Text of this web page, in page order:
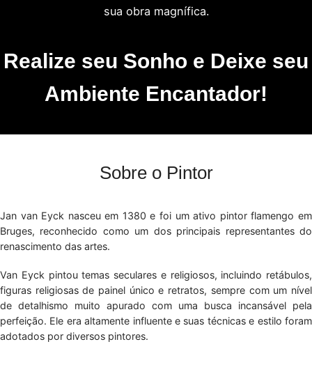
sua obra magnífica.
Realize seu Sonho e Deixe seu
Ambiente Encantador!
Sobre o Pintor
Jan van Eyck nasceu em 1380 e foi um ativo pintor flamengo em
Bruges, reconhecido como um dos principais representantes do
renascimento das artes.
Van Eyck pintou temas seculares e religiosos, incluindo retábulos,
figuras religiosas de painel único e retratos, sempre com um nível
de detalhismo muito apurado com uma busca incansável pela
perfeição. Ele era altamente influente e suas técnicas e estilo foram
adotados por diversos pintores.